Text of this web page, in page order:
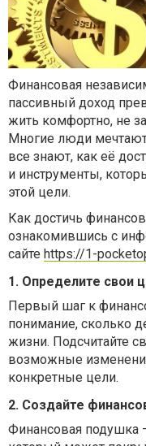
Финансовая
пассивный доход
жить комфортно, не
Многие люди
все знают, как её
и инструменты,
этой цели.
Как достичь
ознакомившись с
сайте https://1-
1. Определите свои
Первый шаг к
понимание, сколько
жизни. Подсчитайте
возможные
конкретные цели.
2. Создайте
Финансовая подушка